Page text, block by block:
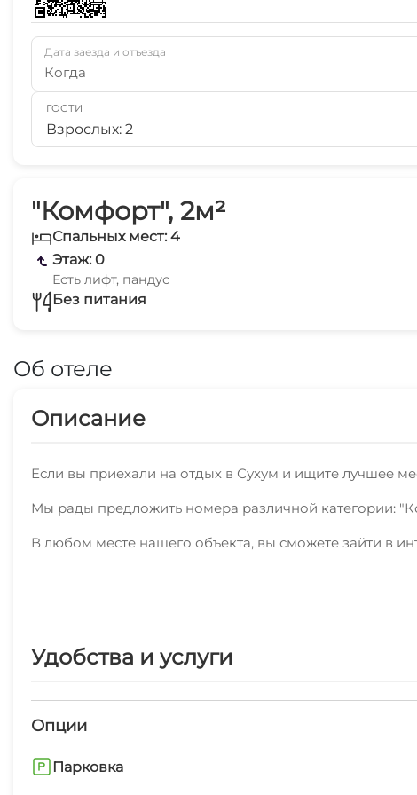
"Комфорт", 2м²
Спальных мест: 4
Этаж: 0
Есть лифт, пандус
Без питания
Об отеле
Описание
Если вы приехали на отдых в Сухум и ищите лучшее
Мы рады предложить номера различной категории:
В любом месте нашего объекта, вы сможете зайти в
Также мы предоставляем дополнительные услуги:
Поблизости можно посетить пляж галечный,
Наша цель - сделать ваш отдых в Сухуме
Удобнее и быстрее всего арендовать номер по
Удобства и услуги
Опции
Парковка
Дата заезда и отъезда
Когда
ГОСТИ
Взрослых: 2